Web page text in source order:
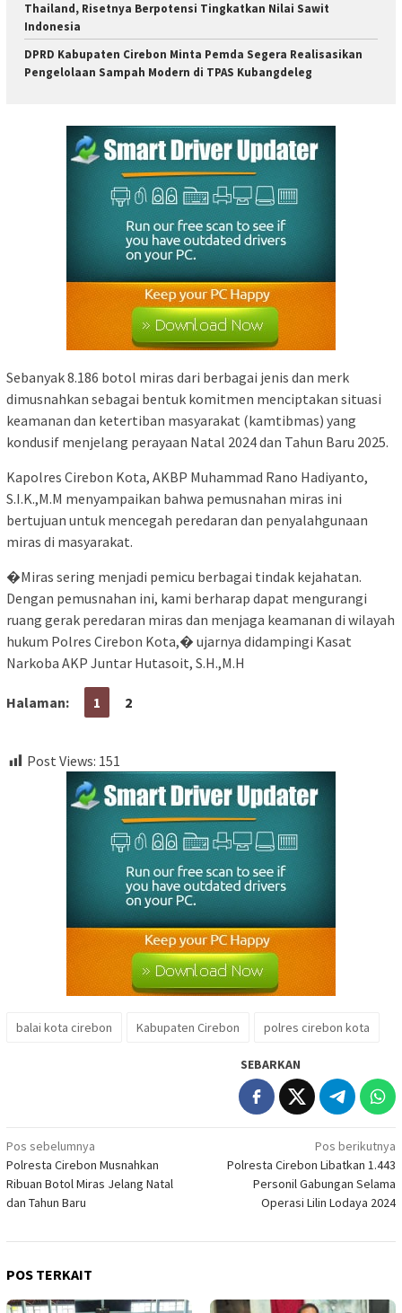
Thailand, Risetnya Berpotensi Tingkatkan Nilai Sawit
Indonesia
DPRD Kabupaten Cirebon Minta Pemda Segera Realisasikan
Pengelolaan Sampah Modern di TPAS Kubangdeleg
Sebanyak 8.186 botol miras dari berbagai jenis dan merk
dimusnahkan sebagai bentuk komitmen menciptakan situasi
keamanan dan ketertiban masyarakat (kamtibmas) yang
kondusif menjelang perayaan Natal 2024 dan Tahun Baru 2025.
Kapolres Cirebon Kota, AKBP Muhammad Rano Hadiyanto,
S.I.K.,M.M menyampaikan bahwa pemusnahan miras ini
bertujuan untuk mencegah peredaran dan penyalahgunaan
miras di masyarakat.
�Miras sering menjadi pemicu berbagai tindak kejahatan.
Dengan pemusnahan ini, kami berharap dapat mengurangi
ruang gerak peredaran miras dan menjaga keamanan di wilayah
hukum Polres Cirebon Kota,� ujarnya didampingi Kasat
Narkoba AKP Juntar Hutasoit, S.H.,M.H
Halaman: 1 2
Post Views: 151
balai kota cirebon Kabupaten Cirebon polres cirebon kota
SEBARKAN
Navigasi
pos
Pos sebelumnya
Polresta Cirebon Musnahkan
Ribuan Botol Miras Jelang Natal
dan Tahun Baru
Pos berikutnya
Polresta Cirebon Libatkan 1.443
Personil Gabungan Selama
Operasi Lilin Lodaya 2024
POS TERKAIT